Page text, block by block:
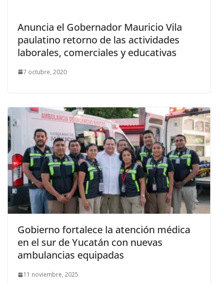
Anuncia el Gobernador Mauricio Vila
paulatino retorno de las actividades
laborales, comerciales y educativas
7 octubre, 2020
Gobierno fortalece la atención médica
en el sur de Yucatán con nuevas
ambulancias equipadas
11 noviembre, 2025